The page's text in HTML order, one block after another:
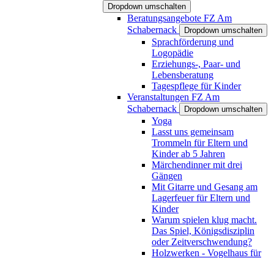
Dropdown umschalten
Beratungsangebote FZ Am
Schabernack
Dropdown umschalten
Sprachförderung und
Logopädie
Erziehungs-, Paar- und
Lebensberatung
Tagespflege für Kinder
Veranstaltungen FZ Am
Schabernack
Dropdown umschalten
Yoga
Lasst uns gemeinsam
Trommeln für Eltern und
Kinder ab 5 Jahren
Märchendinner mit drei
Gängen
Mit Gitarre und Gesang am
Lagerfeuer für Eltern und
Kinder
Warum spielen klug macht.
Das Spiel, Königsdisziplin
oder Zeitverschwendung?
Holzwerken - Vogelhaus für